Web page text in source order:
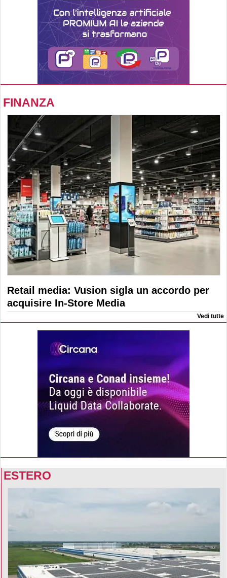
FINANZA
Retail media: Vusion sigla un accordo per
acquisire In-Store Media
Vedi tutte
ESTERO